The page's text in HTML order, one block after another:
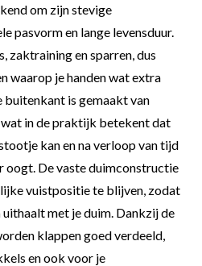
om zijn stevige
pasvorm en lange levensduur.
zaktraining en sparren, dus
waarop je handen wat extra
buitenkant is gemaakt van
wat in de praktijk betekent dat
kan en na verloop van tijd
oogt. De vaste duimconstructie
vuistpositie te blijven, zodat
met je duim. Dankzij de
klappen goed verdeeld,
en ook voor je